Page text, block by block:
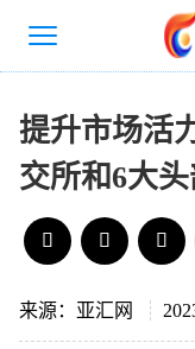
提升市场活
交所和6大
来源：亚汇网